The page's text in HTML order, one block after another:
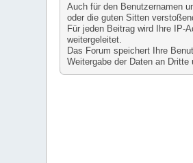
Auch für den Benutzernamen
oder die guten Sitten
Für jeden Beitrag wird Ihre IP-
weitergeleitet.
Das Forum speichert Ihre
Weitergabe der Daten an Dritte